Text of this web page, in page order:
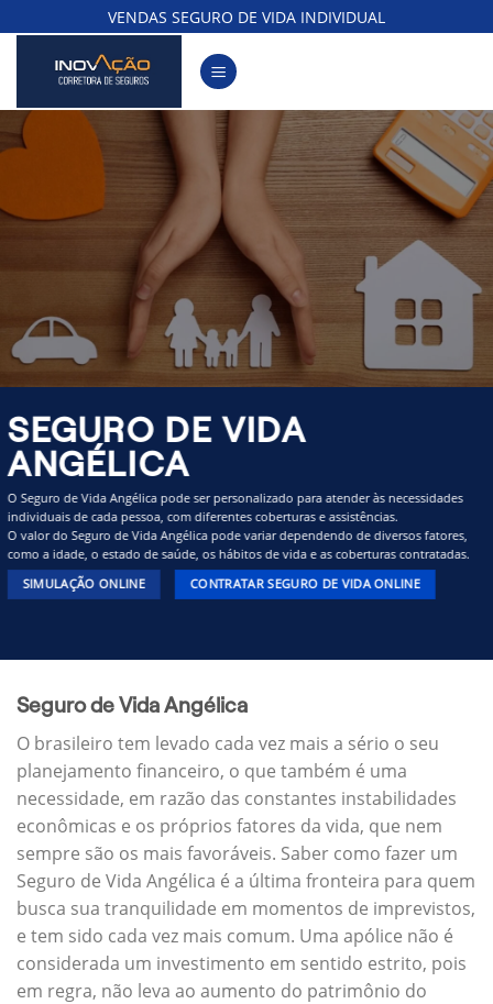
to
content
VENDAS SEGURO DE VIDA INDIVIDUAL
SEGURO DE VIDA
ANGÉLICA
O Seguro de Vida Angélica pode ser personalizado para atender às necessidades
individuais de cada pessoa, com diferentes coberturas e assistências.
O valor do Seguro de Vida Angélica pode variar dependendo de diversos fatores,
como a idade, o estado de saúde, os hábitos de vida e as coberturas contratadas.
SIMULAÇÃO ONLINE CONTRATAR SEGURO DE VIDA ONLINE
Seguro de Vida Angélica
O brasileiro tem levado cada vez mais a sério o seu
planejamento financeiro, o que também é uma
necessidade, em razão das constantes instabilidades
econômicas e os próprios fatores da vida, que nem
sempre são os mais favoráveis. Saber como fazer um
Seguro de Vida Angélica é a última fronteira para quem
busca sua tranquilidade em momentos de imprevistos,
e tem sido cada vez mais comum. Uma apólice não é
considerada um investimento em sentido estrito, pois
em regra, não leva ao aumento do patrimônio do